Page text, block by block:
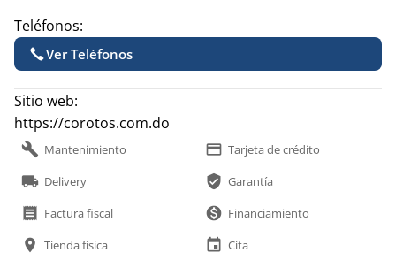
Teléfonos:
Ver Teléfonos
Sitio web:
https://corotos.com.do
build Mantenimiento payment Tarjeta de crédito
local_shipping Delivery verified_user Garantía
receipt Factura fiscal monetization_on Financiamiento
location_on Tienda física event Cita